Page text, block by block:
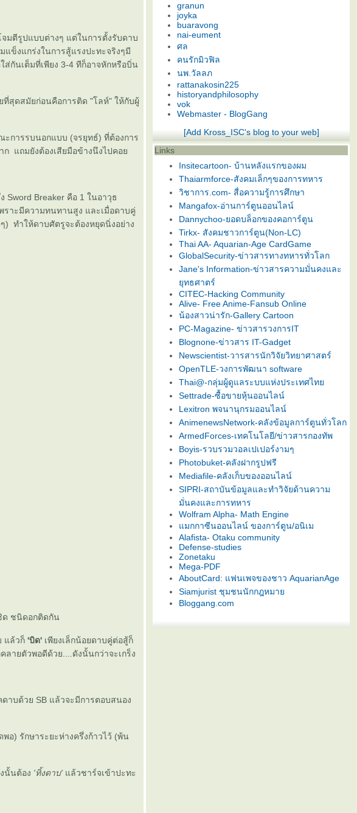
มตีรูปแบบต่างๆ แต่ในการตั้งรับดาบ
แข็งแกร่งในการสู้แรงปะทะจริงๆมี
ส่กันเต็มที่เพียง 3-4 ทีก็อาจหักหรือบิ่น
ที่สุดสมัยก่อนคือการติด "โลห์" ให้กับผู้
การรบนอกแบบ (จรยุทธ์) ที่ต้องการ
ก แถมยังต้องเสียมือข้างนึงไปคอ
Sword Breaker คือ 1 ในอาวุธ
ราะมีความทนทานสูง และเมื่อดาบคู่
) ทำให้ดาบศัตรูจะต้องหยุดนิ่งอย่าง
ด ชนิดอกติดกัน
แล้วก็ 'บิด' เพียงเล็กน้อยดาบคู่ต่อสู้ก็
ลายตัวพอดีด้วย....ดังนั้นกว่าจะเกร็ง
าบด้วย SB แล้วจะมีการตอบสนอง
อ) รักษาระยะห่างครึ่งก้าวไว้ (พ้น
นั้นต้อง 'ทิ้งดาบ' ล้วชาร์จเข้าปะทะ
granun
joyka
buaravong
nai-eument
ศล
คนรักมิวฟิล
นพ.วัลลภ
rattanakosin225
historyandphilosophy
vok
Webmaster - BlogGang
[Add Kross_ISC's blog to your web]
Links
Insitecartoon- บ้านหลังแรกของผม
Thaiarmforce-สังคมเล็กๆของการทหาร
วิชาการ.com- สื่อความรู้การศึกษา
Mangafox-อ่านการ์ตูนออนไลน์
Dannychoo-ยอดบล็อกของคอการ์ตูน
Tirkx- สังคมชาวการ์ตูน(Non-LC)
Thai AA- Aquarian-Age CardGame
GlobalSecurity-ข่าวสารทางทหารทั่วโลก
Jane's Information-ข่าวสารความมั่นคงและ
ุทธศาตร์
CITEC-Hacking Community
Alive- Free Anime-Fansub Online
น้องสาวน่ารัก-Gallery Cartoon
PC-Magazine- ข่าวสารวงการIT
Blognone-ข่าวสาร IT-Gadget
Newscientist-วารสารนักวิจัยวิทยาศาสตร์
OpenTLE-วงการพัฒนา software
Thai@-กลุ่มผู้ดูแลระบบแห่งประเทศไท
Settrade-ซื้อขายหุ้นออนไลน์
Lexitron พจนานุกรมออนไลน์
AnimenewsNetwork-คลังข้อมูลการ์ตูนทั่วโลก
ArmedForces-เทคโนโลยี/ข่าวสารกองทัพ
Boyis-รวบรวมวอลเปเปอร์งามๆ
Photobuket-คลังฝากรูปฟรี
Mediafile-คลังเก็บของออนไลน์
SIPRI-สถาบันข้อมูลและทำวิจัยด้านความ
มั่นคงและการทหาร
Wolfram Alpha- Math Engine
มกกาซีนออนไลน์ ของการ์ตูน/อนิเม
Alafista- Otaku community
Defense-studies
Zonetaku
Mega-PDF
AboutCard: แฟนเพจของชาว AquarianAge
Siamjurist ชุมชนนักกฎหมา
Bloggang.com